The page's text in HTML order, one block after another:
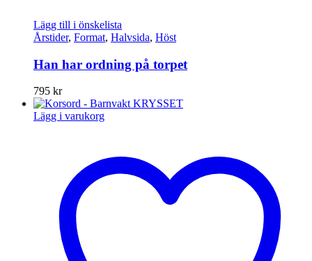
Lägg till i önskelista
Årstider, Format, Halvsida, Höst
Han har ordning på torpet
795 kr
Lägg i varukorg